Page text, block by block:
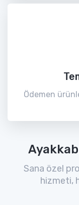
Ödemen
Sana özel
hizmeti,